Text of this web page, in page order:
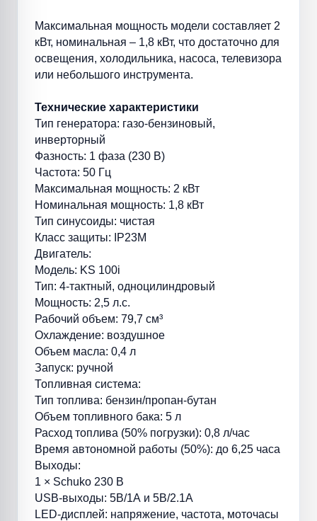
Максимальная мощность модели составляет 2
кВт, номинальная – 1,8 кВт, что достаточно для
освещения, холодильника, насоса, телевизора
или небольшого инструмента.
Технические характеристики
Тип генератора: газо-бензиновый,
инверторный
Фазность: 1 фаза (230 В)
Частота: 50 Гц
Максимальная мощность: 2 кВт
Номинальная мощность: 1,8 кВт
Тип синусоиды: чистая
Класс защиты: IP23М
Двигатель:
Модель: KS 100i
Тип: 4-тактный, одноцилиндровый
Мощность: 2,5 л.с.
Рабочий объем: 79,7 см³
Охлаждение: воздушное
Объем масла: 0,4 л
Запуск: ручной
Топливная система:
Тип топлива: бензин/пропан-бутан
Объем топливного бака: 5 л
Расход топлива (50% погрузки): 0,8 л/час
Время автономной работы (50%): до 6,25 часа
Выходы:
1 × Schuko 230 В
USB-выходы: 5В/1А и 5В/2.1А
LED-дисплей: напряжение, частота, моточасы